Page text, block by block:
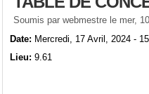
Soumis par webmestre le mer,
Date: Mercredi, 17 Avril, 2024 -
Lieu: 9.61